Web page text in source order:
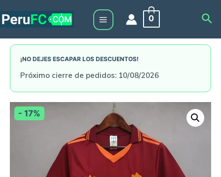
to
Main
Menu
0
¡NO DEJES ESCAPAR LOS DESCUENTOS!
Próximo cierre de pedidos: 10/08/2026
- 17%